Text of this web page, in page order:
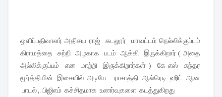
ஒளிப்பதிவாளர் அதிசய ராஜ் கடலூர் மாவட்டம் நெல்லிக்குப்பம்
கிராமத்தை சுற்றி அழகாக படம் ஆக்கி இருக்கிறார் ( அதை
அல்லிக்குப்பம் என மாற்றி இருக்கிறார்கள் ) கே எஸ் சுந்தர
மூர்த்தியின் இசையில் அடியே ராசாத்தி ஆல்ரெடி ஹிட் ஆன
பாடல் , . பிஜிஎம் கச்சிதமாக உணர்வுகளை கடத்துகிறது